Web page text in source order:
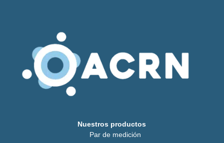
Nuestros productos
Par de medición